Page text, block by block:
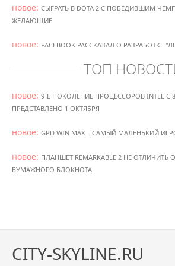
новое: СЫГРАТЬ В DOTA 2 С ПОБЕДИВШИМ
ЖЕЛАЮЩИЕ
новое: FACEBOOK РАССКАЗАЛ О
ТОП
новое: 9-Е ПОКОЛЕНИЕ ПРОЦЕССОРОВ INTEL С
ПРЕДСТАВЛЕНО 1 ОКТЯБРЯ
новое: GPD WIN MAX – САМЫЙ МАЛЕНЬКИЙ
новое: ПЛАНШЕТ REMARKABLE 2 НЕ ОТЛИЧИТЬ
БУМАЖНОГО БЛОКНОТА
CITY-SKYLINE.RU